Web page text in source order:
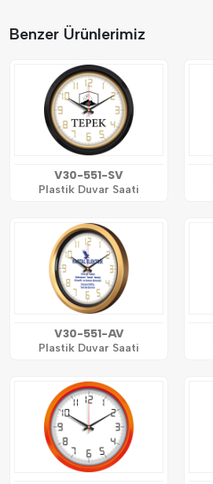
Benzer Ürünlerimiz
V30-551-SV
Plastik Duvar Saati
V30-551-AV
Plastik Duvar Saati